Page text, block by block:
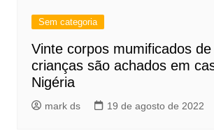
Sem categoria
Vinte corpos mumificados
crianças são achados em
Nigéria
mark ds 19 de agosto de 2022